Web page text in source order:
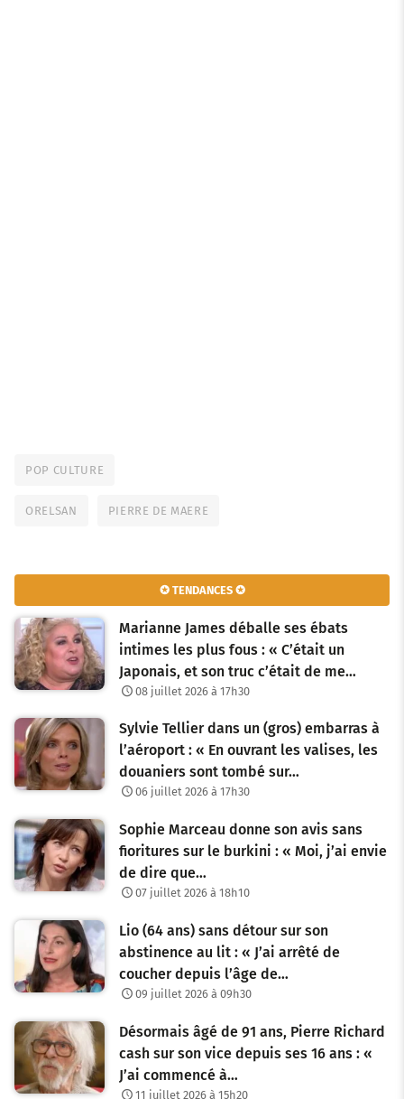
POP CULTURE
ORELSAN PIERRE DE MAERE
✪ TENDANCES ✪
Marianne James déballe ses ébats
intimes les plus fous : « C’était un
Japonais, et son truc c’était de me…
08 juillet 2026 à 17h30
Sylvie Tellier dans un (gros) embarras à
l’aéroport : « En ouvrant les valises, les
douaniers sont tombé sur…
06 juillet 2026 à 17h30
Sophie Marceau donne son avis sans
fioritures sur le burkini : « Moi, j’ai envie
de dire que…
07 juillet 2026 à 18h10
Lio (64 ans) sans détour sur son
abstinence au lit : « J’ai arrêté de
coucher depuis l’âge de…
09 juillet 2026 à 09h30
Désormais âgé de 91 ans, Pierre Richard
cash sur son vice depuis ses 16 ans : «
J’ai commencé à…
11 juillet 2026 à 15h20